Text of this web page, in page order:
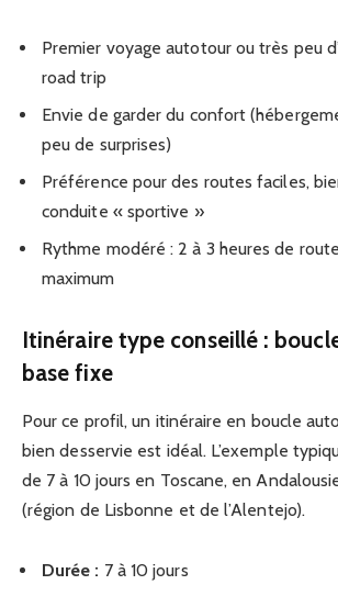
Premier voyage autotour ou très peu
road trip
Envie de garder du confort
peu de surprises)
Préférence pour des routes faciles,
conduite « sportive »
Rythme modéré : 2 à 3 heures de
maximum
Itinéraire type conseillé :
base fixe
Pour ce profil, un itinéraire en boucle
bien desservie est idéal. L’exemple
de 7 à 10 jours en Toscane, en
(région de Lisbonne et de l’Alentejo).
Durée : 7 à 10 jours